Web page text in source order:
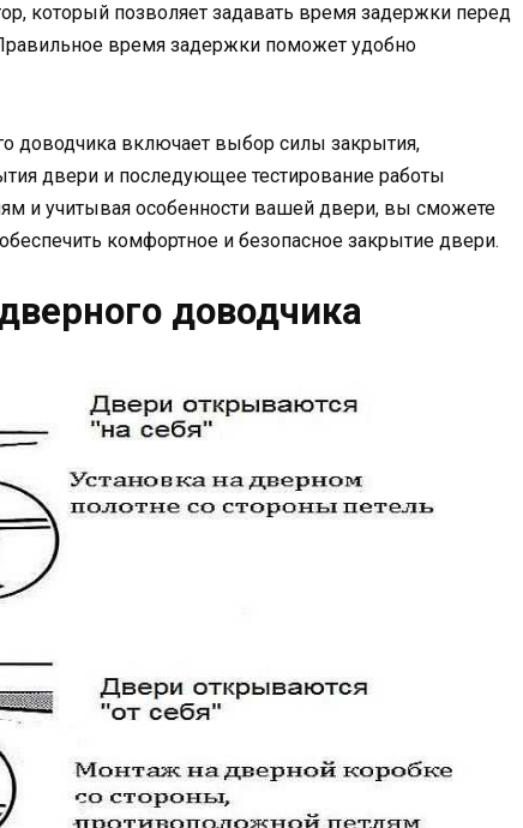
который позволяет задавать время задержки перед
время задержки поможет удобно
доводчика включает выбор силы закрытия,
двери и последующее тестирование работы
и учитывая особенности вашей двери, вы сможете
комфортное и безопасное закрытие двери.
доводчика